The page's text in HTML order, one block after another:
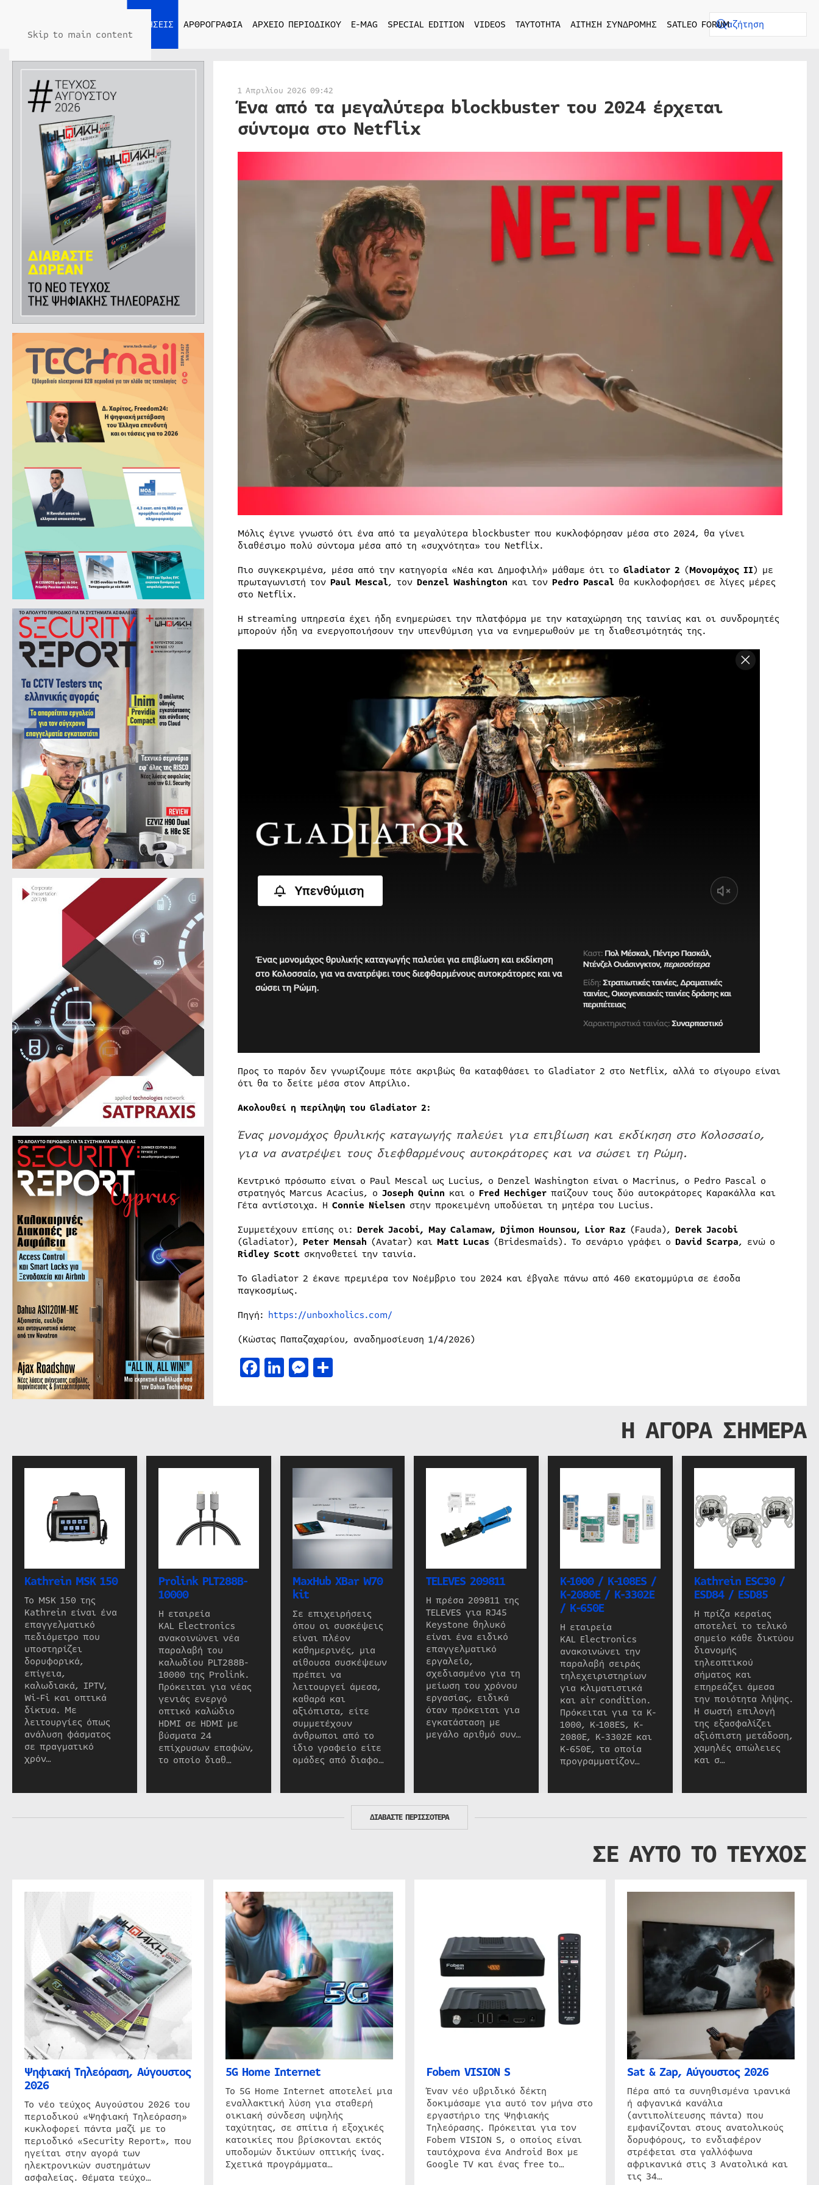
Skip to main content
ΕΙΔΗΣΕΙΣ ΑΡΘΡΟΓΡΑΦΙΑ ΑΡΧΕΙΟ ΠΕΡΙΟΔΙΚΟΥ E-MAG SPECIAL EDITION VIDEOS ΤΑΥΤΟΤΗΤΑ ΑΙΤΗΣΗ ΣΥΝΔΡΟΜΗΣ SATLEO FORUM
1 Απριλίου 2026 09:42
Ένα από τα μεγαλύτερα blockbuster του 2024 έρχεται
σύντομα στο Netflix
Μόλις έγινε γνωστό ότι ένα από τα μεγαλύτερα blockbuster που κυκλοφόρησαν μέσα στο 2024, θα γίνει
διαθέσιμο πολύ σύντομα μέσα από τη «συχνότητα» του Netflix.
Πιο συγκεκριμένα, μέσα από την κατηγορία «Νέα και Δημοφιλή» μάθαμε ότι το Gladiator 2 (Μονομάχος II) με
πρωταγωνιστή τον Paul Mescal, τον Denzel Washington και τονPedro Pascalθα κυκλοφορήσει σε λίγες μέρες
στο Netflix.
Η streaming υπηρεσία έχει ήδη ενημερώσει την πλατφόρμα με την καταχώρηση της ταινίας και οι συνδρομητές
μπορούν ήδη να ενεργοποιήσουν την υπενθύμιση για να ενημερωθούν με τη διαθεσιμότητάς της.
Προς το παρόν δεν γνωρίζουμε πότε ακριβώς θα καταφθάσει το Gladiator 2 στο Netflix, αλλά το σίγουρο είναι
ότι θα το δείτε μέσα στον Απρίλιο.
Ακολουθεί η περίληψη του Gladiator 2:
Ένας μονομάχος θρυλικής καταγωγής παλεύει για επιβίωση και εκδίκηση στο Κολοσσαίο,
για να ανατρέψει τους διεφθαρμένους αυτοκράτορες και να σώσει τη Ρώμη.
Κεντρικό πρόσωπο είναι ο Paul Mescal ως Lucius, o Denzel Washington είναι ο Macrinus, ο Pedro Pascal ο
στρατηγός Marcus Acacius, o Joseph Quinn και ο Fred Hechiger παίζουν τους δύο αυτοκράτορες Καρακάλλα και
Γέτα αντίστοιχα. Η Connie Nielsen στην προκειμένη υποδύεται τη μητέρα του Lucius.
Συμμετέχουν επίσης οι: Derek Jacobi, May Calamaw, Djimon Hounsou, Lior Raz (Fauda), Derek Jacobi
(Gladiator), Peter Mensah (Avatar) και Matt Lucas (Bridesmaids). Το σενάριο γράφει ο David Scarpa, ενώ ο
Ridley Scott σκηνοθετεί την ταινία.
Το Gladiator 2 έκανε πρεμιέρα τον Νοέμβριο του 2024 και έβγαλε πάνω από 460 εκατομμύρια σε έσοδα
παγκοσμίως.
Πηγή: https://unboxholics.com/
(Κώστας Παπαζαχαρίου, αναδημοσίευση 1/4/2026)
Facebook
LinkedIn
Messenger
Μοιραστείτε
Η ΑΓΟΡΑ ΣΗΜΕΡΑ
Kathrein MSK 150
Το MSK 150 της
Kathrein είναι ένα
επαγγελματικό
πεδιόμετρο που
υποστηρίζει
δορυφορικά,
επίγεια,
καλωδιακά, IPTV,
Wi-Fi και οπτικά
δίκτυα. Με
λειτουργίες όπως
ανάλυση φάσματος
σε πραγματικό
χρόν…
Prolink PLT288B-
10000
Η εταιρεία
KAL Electronics
ανακοινώνει νέα
παραλαβή του
καλωδίου PLT288B-
10000 της Prolink.
Πρόκειται για νέας
γενιάς ενεργό
οπτικό καλώδιο
HDMI σε HDMI με
βύσματα 24
επίχρυσων επαφών,
το οποίο διαθ…
MaxHub XBar W70
kit
Σε επιχειρήσεις
όπου οι συσκέψεις
είναι πλέον
καθημερινές, μια
αίθουσα συσκέψεων
πρέπει να
λειτουργεί άμεσα,
καθαρά και
αξιόπιστα, είτε
συμμετέχουν
άνθρωποι από το
ίδιο γραφείο είτε
ομάδες από διαφο…
TELEVES 209811
Η πρέσα 209811 της
TELEVES για RJ45
Keystone θηλυκό
είναι ένα ειδικό
επαγγελματικό
εργαλείο,
σχεδιασμένο για τη
μείωση του χρόνου
εργασίας, ειδικά
όταν πρόκειται για
εγκατάσταση με
μεγάλο αριθμό συν…
K-1000 / K-108ES /
K-2080E / K-3302E
/ K-650E
Η εταιρεία
KAL Electronics
ανακοινώνει την
παραλαβή σειράς
τηλεχειριστηρίων
για κλιματιστικά
και air condition.
Πρόκειται για τα K-
1000, K-108ES, K-
2080E, K-3302E και
K-650E, τα οποία
προγραμματίζον…
Kathrein ESC30 /
ESD84 / ESD85
Η πρίζα κεραίας
αποτελεί το τελικό
σημείο κάθε δικτύου
διανομής
τηλεοπτικού
σήματος και
επηρεάζει άμεσα
την ποιότητα λήψης.
Η σωστή επιλογή
της εξασφαλίζει
αξιόπιστη μετάδοση,
χαμηλές απώλειες
και σ…
ΔΙΑΒΑΣΤΕ ΠΕΡΙΣΣΟΤΕΡΑ
ΣΕ ΑΥΤΟ ΤΟ ΤΕΥΧΟΣ
Ψηφιακή Τηλεόραση, Αύγουστος
2026
Το νέο τεύχος Αυγούστου 2026 του
περιοδικού «Ψηφιακή Τηλεόραση»
κυκλοφορεί πάντα μαζί με το
περιοδικό «Security Report», που
ηγείται στην αγορά των
ηλεκτρονικών συστημάτων
ασφαλείας. Θέματα τεύχο…
5G Home Internet
Το 5G Home Internet αποτελεί μια
εναλλακτική λύση για σταθερή
οικιακή σύνδεση υψηλής
ταχύτητας, σε σπίτια ή εξοχικές
κατοικίες που βρίσκονται εκτός
υποδομών δικτύων οπτικής ίνας.
Σχετικά προγράμματα…
Fobem VISION S
Έναν νέο υβριδικό δέκτη
δοκιμάσαμε για αυτό τον μήνα στο
εργαστήριο της Ψηφιακής
Τηλεόρασης. Πρόκειται για τον
Fobem VISION S, ο οποίος είναι
ταυτόχρονα ένα Android Box με
Google TV και ένας free to…
Sat & Zap, Αύγουστος 2026
Πέρα από τα συνηθισμένα ιρανικά
ή αφγανικά κανάλια
(αντιπολίτευσης πάντα) που
εμφανίζονται στους ανατολικούς
δορυφόρους, το ενδιαφέρον
στρέφεται στα γαλλόφωνα
αφρικανικά στις 3 Ανατολικά και
τις 34…